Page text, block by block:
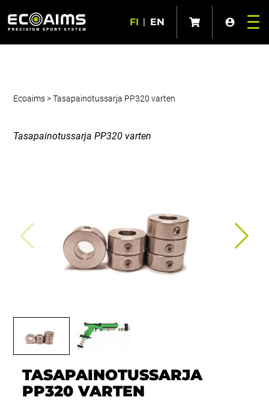
FI | EN
Ecoaims>Tasapainotussarja PP320 varten
Tasapainotussarja PP320 varten
TASAPAINOTUSSARJA
PP320 VARTEN